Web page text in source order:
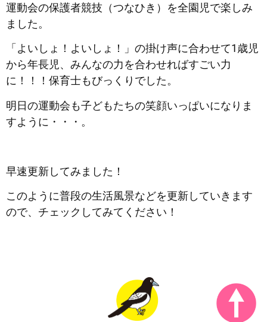
運動会の保護者競技（つなひき）を全園児で楽しみ
ました。
「よいしょ！よいしょ！」の掛け声に合わせて1歳児
から年長児、みんなの力を合わせればすごい力
に！！！保育士もびっくりでした。
明日の運動会も子どもたちの笑顔いっぱいになりま
すように・・・。
早速更新してみました！
このように普段の生活風景などを更新していきます
ので、チェックしてみてください！